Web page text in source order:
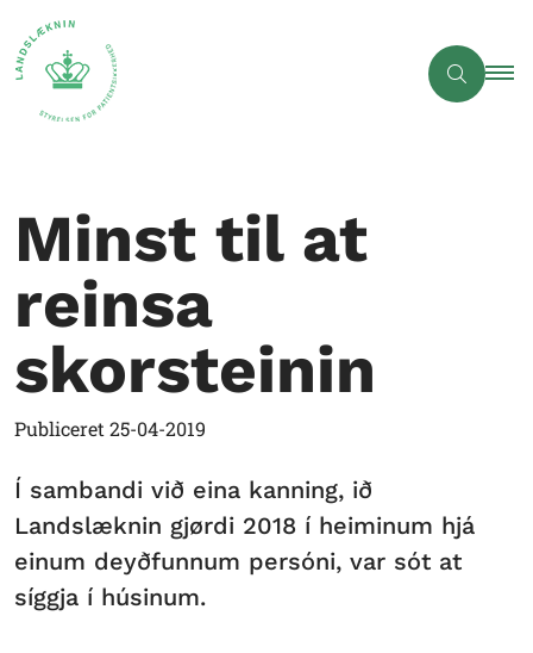
Minst til at
reinsa
skorsteinin
Publiceret 25-04-2019
Í sambandi við eina kanning, ið
Landslæknin gjørdi 2018 í heiminum hjá
einum deyðfunnum persóni, var sót at
síggja í húsinum.